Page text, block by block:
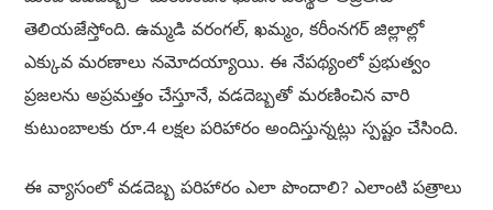
తెలియజేస్తోంది. ఉమ్మడి వరంగల్, ఖమ్మం, కరీంనగర్ జిల్లాల్లో
ఎక్కువ మరణాలు నమోదయ్యాయి. ఈ నేపథ్యంలో ప్రభుత్వం
ప్రజలను అప్రమత్తం చేస్తూనే, వడదెబ్బతో మరణించిన వారి
కుటుంబాలకు రూ.4 లక్షల పరిహారం అందిస్తున్నట్లు స్పష్టం చేసింది.
ఈ వ్యాసంలో వడదెబ్బ పరిహారం ఎలా పొందాలి? ఎలాంటి పత్రాలు